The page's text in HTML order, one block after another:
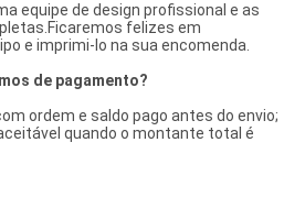
equipe de design profissional e as
felizes em
e imprimi-lo na sua encomenda.
de pagamento?
ordem e saldo pago antes do envio;
aceitável quando o montante total é